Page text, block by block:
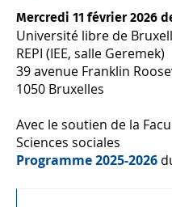
Mercredi 11 février 2026
Université libre de
REPI (IEE, salle Geremek)
39 avenue Franklin
1050 Bruxelles
Avec le soutien de la
Sciences sociales
Programme 2025-2026